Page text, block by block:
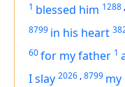
1 blessed him 1288 ,
8799 in his heart
60for my father 1
I slay 2026 ,8799